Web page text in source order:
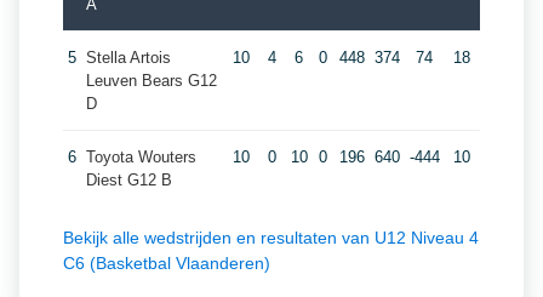
A
5 Stella Artois
Leuven Bears G12
D
10 4 6 0 448 374 74 18
6 Toyota Wouters
Diest G12 B
10 0 10 0 196 640 -444 10
Bekijk alle wedstrijden en resultaten van U12 Niveau 4
C6 (Basketbal Vlaanderen)